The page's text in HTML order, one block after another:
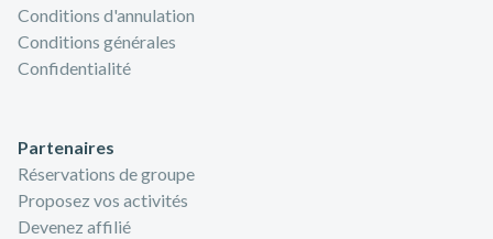
Conditions d'annulation
Conditions générales
Confidentialité
Partenaires
Réservations de groupe
Proposez vos activités
Devenez affilié